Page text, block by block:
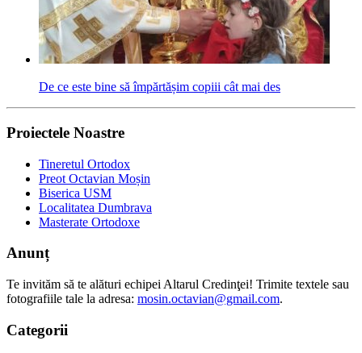
De ce este bine să împărtășim copiii cât mai des
Proiectele Noastre
Tineretul Ortodox
Preot Octavian Moșin
Biserica USM
Localitatea Dumbrava
Masterate Ortodoxe
Anunț
Te invităm să te alături echipei Altarul Credinţei! Trimite textele sau
fotografiile tale la adresa: mosin.octavian@gmail.com.
Categorii